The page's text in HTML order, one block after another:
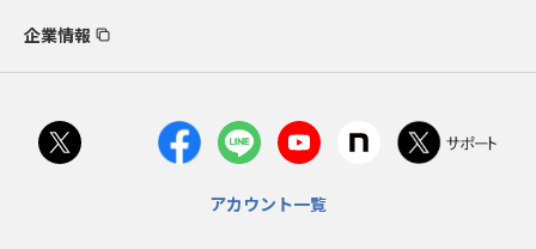
企業情報
アカウント一覧